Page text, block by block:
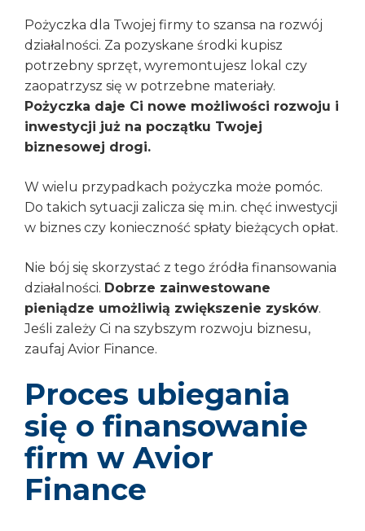
Pożyczka dla Twojej firmy to szansa na rozwój
działalności. Za pozyskane środki kupisz
potrzebny sprzęt, wyremontujesz lokal czy
zaopatrzysz się w potrzebne materiały.
Pożyczka daje Ci nowe możliwości rozwoju i
inwestycji już na początku Twojej
biznesowej drogi.
W wielu przypadkach pożyczka może pomóc.
Do takich sytuacji zalicza się m.in. chęć inwestycji
w biznes czy konieczność spłaty bieżących opłat.
Nie bój się skorzystać z tego źródła finansowania
działalności. Dobrze zainwestowane
pieniądze umożliwią zwiększenie zysków.
Jeśli zależy Ci na szybszym rozwoju biznesu,
zaufaj Avior Finance.
Proces ubiegania
się o finansowanie
firm w Avior
Finance